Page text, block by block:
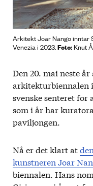
Arkitekt Joar Nango inntar
Venezia i 2023.Foto:Knut
Den 20. mai neste år
arkitekturbiennalen
svenske senteret
som i år har
paviljongen.
Nå er det klart at
kunstneren Joar
biennalen. Hans